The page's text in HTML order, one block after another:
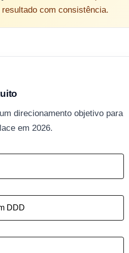
com consistência.
direcionamento objetivo para
em 2026.